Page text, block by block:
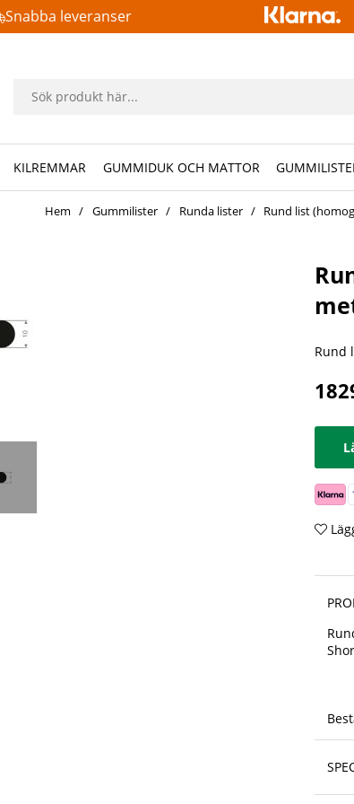
Snabba leveranser
KILREMMAR GUMMIDUK OCH MATTOR
Hem Gummilister Runda lister Rund list
Rund